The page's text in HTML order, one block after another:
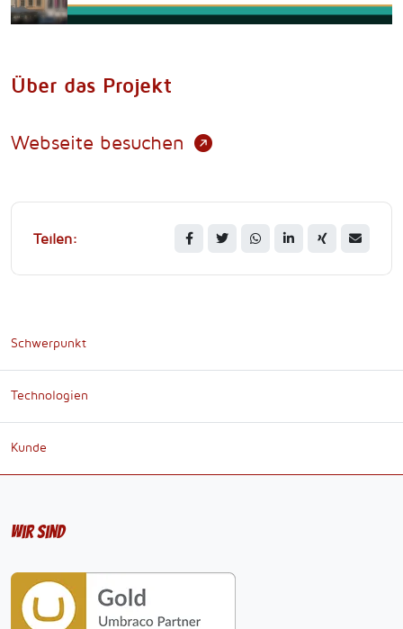
Über das Projekt
Webseite besuchen
Teilen:
Schwerpunkt
Technologien
Kunde
Wir sind